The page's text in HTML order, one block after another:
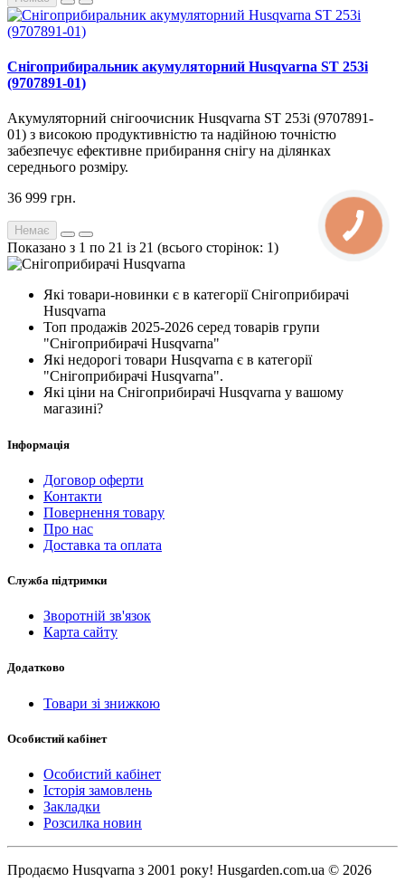
Снігоприбиральник акумуляторний Husqvarna ST 253i
(9707891-01)
Акумуляторний снігоочисник Husqvarna ST 253i (9707891-
01) з високою продуктивністю та надійною точністю
забезпечує ефективне прибирання снігу на ділянках
середнього розміру.
36 999 грн.
Немає
Показано з 1 по 21 із 21 (всього сторінок: 1)
Які товари-новинки є в категорії Снігоприбирачі
Husqvarna
Топ продажів 2025-2026 серед товарів групи
"Снігоприбирачі Husqvarna"
Які недорогі товари Husqvarna є в категорії
"Снігоприбирачі Husqvarna".
Які ціни на Снігоприбирачі Husqvarna у вашому
магазині?
Інформація
Договор оферти
Контакти
Повернення товару
Про нас
Доставка та оплата
Служба підтримки
Зворотній зв'язок
Карта сайту
Додатково
Товари зі знижкою
Особистий кабінет
Особистий кабінет
Історія замовлень
Закладки
Розсилка новин
Продаємо Нusqvarna з 2001 року! Husgarden.com.ua © 2026